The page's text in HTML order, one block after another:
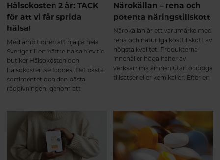
Hälsokosten 2 år: TACK
för att vi får sprida
hälsa!
Med ambitionen att hjälpa hela
Sverige till en bättre hälsa blev tio
butiker Hälsokosten och
halsokosten.se föddes. Det bästa
sortimentet och den bästa
rådgivningen, genom att
Närokällan – rena och
potenta näringstillskott
Närokällan är ett varumärke med
rena och naturliga kosttillskott av
högsta kvalitet. Produkterna
innehåller höga halter av
verksamma ämnen utan onödiga
tillsatser eller kemikalier. Efter en
Advanced var precis vad han
behövde.